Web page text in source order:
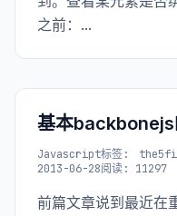
之前：...
基本backbonejs
Javascript标签:
2013-06-28阅读: 11297
前篇文章说到最近在